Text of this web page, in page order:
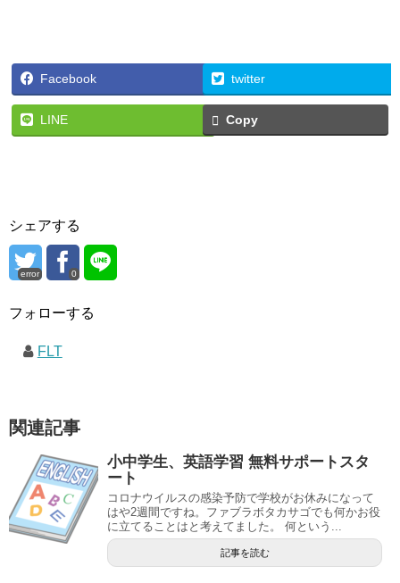
Facebook twitter
LINE Copy
シェアする
error 0
フォローする
FLT
関連記事
小中学生、英語学習 無料サポートスタ
ート
コロナウイルスの感染予防で学校がお休みになって
はや2週間ですね。ファブラボタカサゴでも何かお役
に立てることはと考えてました。 何という...
記事を読む